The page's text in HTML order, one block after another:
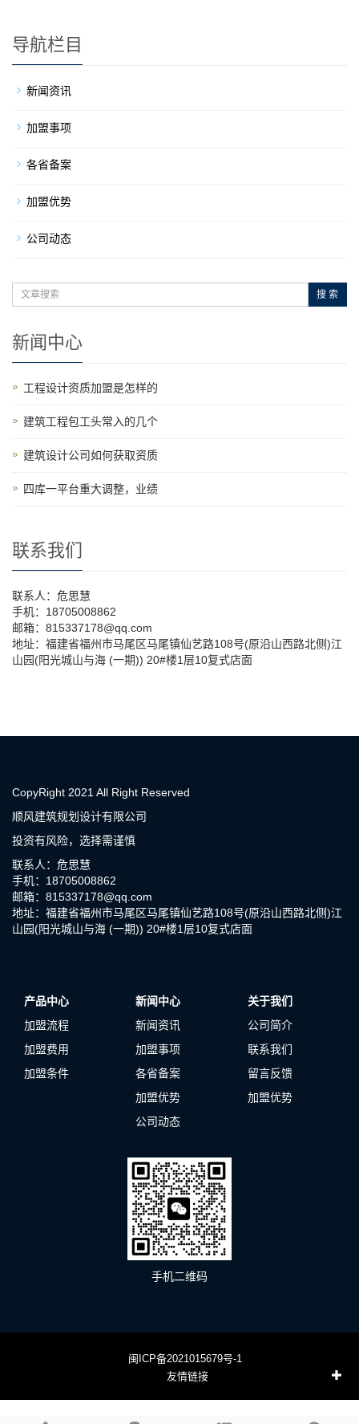
导航栏目
新闻资讯
加盟事项
各省备案
加盟优势
公司动态
搜 索
新闻中心
工程设计资质加盟是怎样的
建筑工程包工头常入的几个
建筑设计公司如何获取资质
四库一平台重大调整，业绩
联系我们
联系人：危思慧
手机：18705008862
邮箱：815337178@qq.com
地址：福建省福州市马尾区马尾镇仙艺路108号(原沿山西路北侧)江
山园(阳光城山与海 (一期)) 20#楼1层10复式店面
CopyRight 2021 All Right Reserved
顺风建筑规划设计有限公司
投资有风险，选择需谨慎
联系人：危思慧
手机：18705008862
邮箱：815337178@qq.com
地址：福建省福州市马尾区马尾镇仙艺路108号(原沿山西路北侧)江
山园(阳光城山与海 (一期)) 20#楼1层10复式店面
产品中心
加盟流程
加盟费用
加盟条件
新闻中心
新闻资讯
加盟事项
各省备案
加盟优势
公司动态
关于我们
公司简介
联系我们
留言反馈
加盟优势
手机二维码
闽ICP备2021015679号-1
友情链接